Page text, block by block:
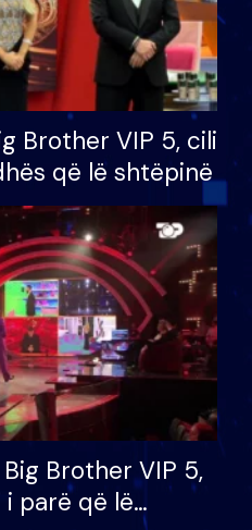
Brother VIP 5, cili
që lë shtëpinë
Brother VIP 5,
parë që lë